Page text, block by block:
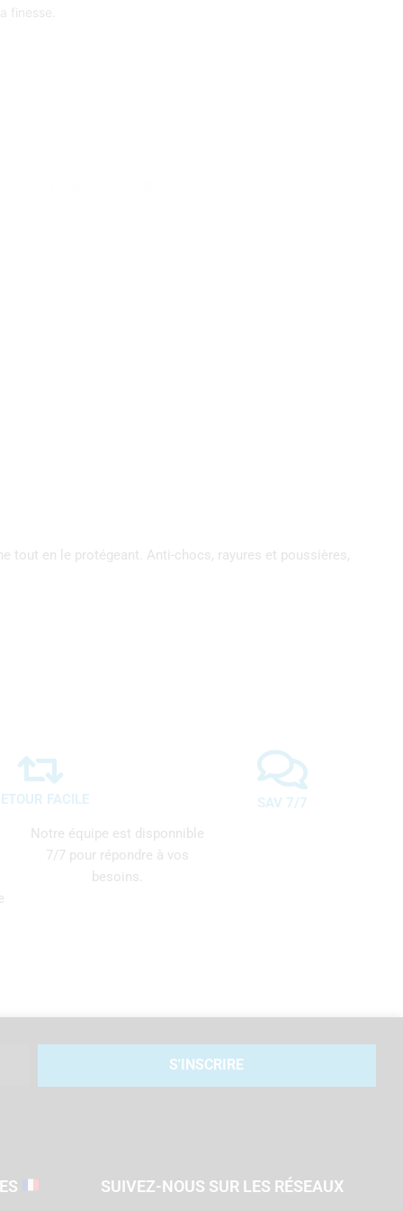
finesse.
tout en le protégeant. Anti-chocs, rayures et poussières,
FACILE
SAV 7/7
Notre équipe est disponnible
7/7 pour répondre à vos
besoins.
S'INSCRIRE
SUIVEZ-NOUS SUR LES RÉSEAUX